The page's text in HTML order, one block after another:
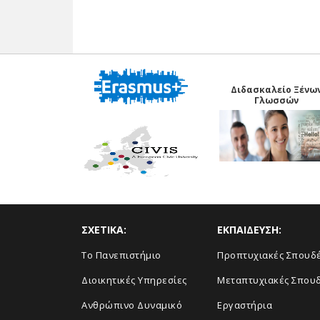
Διδασκαλείο
Γλωσσών
ΣΧΕΤΙΚΑ:
Το Πανεπιστήμιο
Διοικητικές Υπηρεσίες
Ανθρώπινο Δυναμικό
ΕΚΠΑΙΔΕΥΣΗ:
Προπτυχιακές
Μεταπτυχιακές
Εργαστήρια